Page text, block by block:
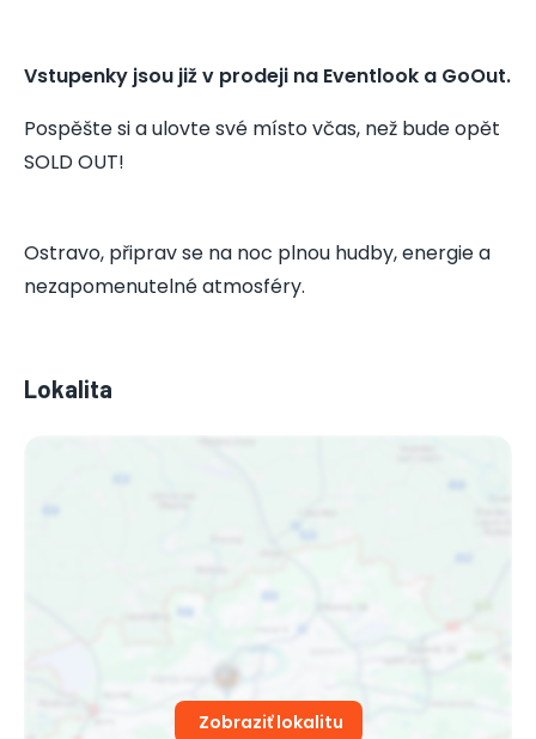
Vstupenky jsou již v prodeji na Eventlook a GoOut.
Pospěšte si a ulovte své místo včas, než bude opět
SOLD OUT!
Ostravo, připrav se na noc plnou hudby, energie a
nezapomenutelné atmosféry.
Lokalita
Zobraziť lokalitu